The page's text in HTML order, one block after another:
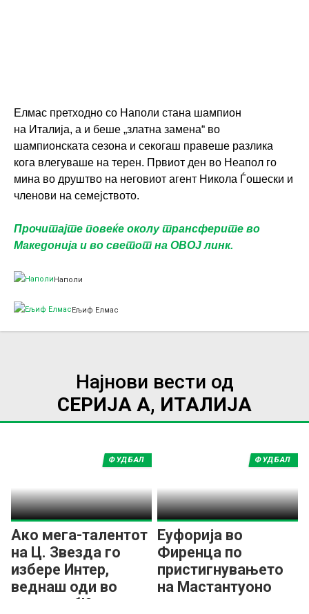
Елмас претходно со Наполи стана шампион
на Италија, а и беше „златна замена“ во
шампионската сезона и секогаш правеше разлика
кога влегуваше на терен. Првиот ден во Неапол го
мина во друштво на неговиот агент Никола Ѓошески и
членови на семејството.
Прочитајте повеќе околу трансферите во
Македонија и во светот на ОВОЈ линк.
Наполи
Ељиф Елмас
Најнови вести од
СЕРИЈА А, ИТАЛИЈА
Ако мега-талентот
на Ц. Звезда го
избере Интер,
веднаш оди во
друг клуб!?
ФУДБАЛ
Еуфорија во
Фиренца по
пристигнувањето
на Мастантуоно
ФУДБАЛ